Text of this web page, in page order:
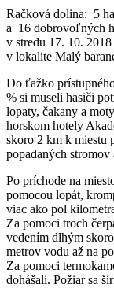
Račková dolina: 5
a 16 dobrovoľných
v stredu 17. 10.
v lokalite Malý
Do ťažko
% si museli hasiči
lopaty, čakany a
horskom hotely
skoro 2 km k miestu
popadaných stromov
Po príchode na
pomocou lopát,
viac ako pol
Za pomoci troch
vedením dlhým
metrov vodu až na
Za pomoci
dohášali. Požiar sa